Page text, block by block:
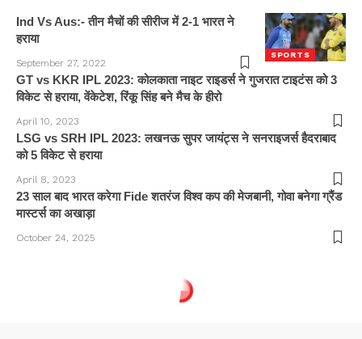
SPORTS
Ind Vs Aus:- तीन मैचों की सीरीज में 2-1 भारत ने
हराया
September 27, 2022
GT vs KKR IPL 2023: कोलकाता नाइट राइडर्स ने गुजरात टाइटंस को 3
विकेट से हराया, वेंकेटेश, रिंकू सिंह बने मैच के हीरो
April 10, 2023
LSG vs SRH IPL 2023: लखनऊ सुपर जायंट्स ने सनराइजर्स हैदराबाद
को 5 विकेट से हराया
April 8, 2023
23 साल बाद भारत करेगा Fide शतरंज विश्व कप की मेजबानी, गोवा बनेगा ग्रैंड
मास्टर्स का अखाड़ा
October 24, 2025